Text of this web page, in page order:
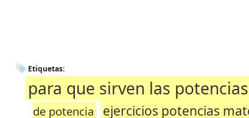
Etiquetas:
para que sirven las
de potencia
ejercicios potencias